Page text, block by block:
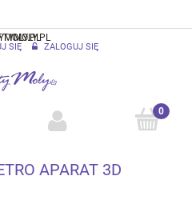
SIĘ ZALOGUJ SIĘ
APARAT 3D